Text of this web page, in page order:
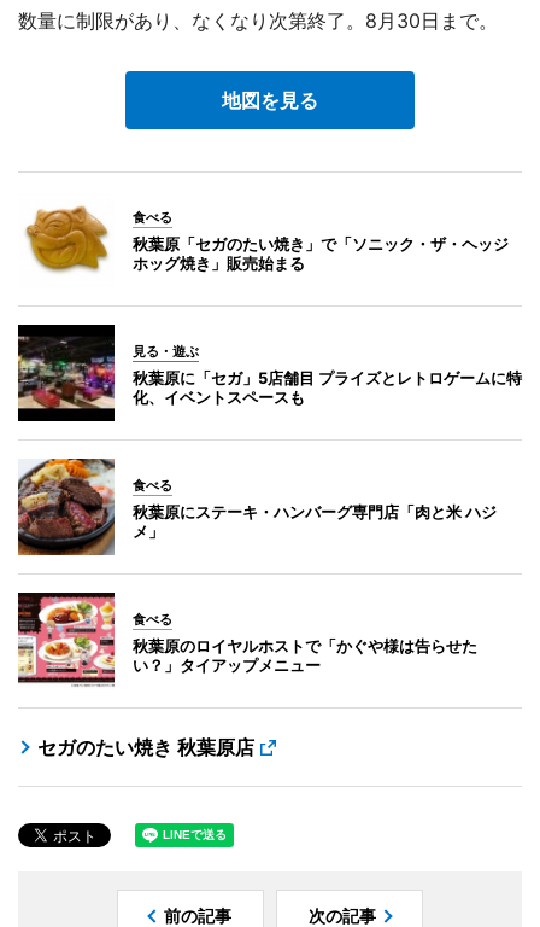
数量に制限があり、なくなり次第終了。8月30日まで。
地図を見る
食べる
秋葉原「セガのたい焼き」で「ソニック・ザ・ヘッジ
ホッグ焼き」販売始まる
見る・遊ぶ
秋葉原に「セガ」5店舗目 プライズとレトロゲームに特
化、イベントスペースも
食べる
秋葉原にステーキ・ハンバーグ専門店「肉と米 ハジ
メ」
食べる
秋葉原のロイヤルホストで「かぐや様は告らせた
い？」タイアップメニュー
セガのたい焼き 秋葉原店
前の記事 次の記事